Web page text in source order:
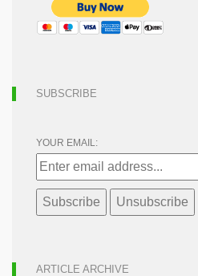
SUBSCRIBE
YOUR EMAIL:
ARTICLE ARCHIVE